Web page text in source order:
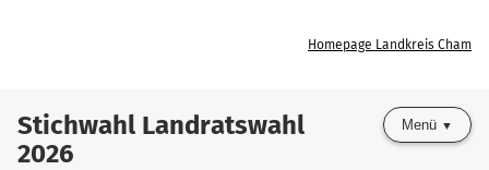
Homepage Landkreis Cham
Stichwahl Landratswahl
2026
Menü